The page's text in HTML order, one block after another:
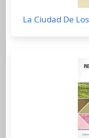
La Ciudad De